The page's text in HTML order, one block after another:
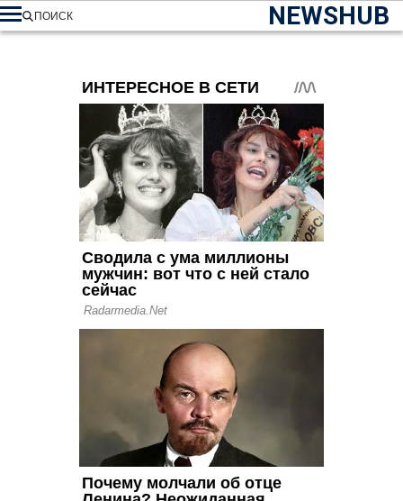
NEWSHUB
ПОИСК